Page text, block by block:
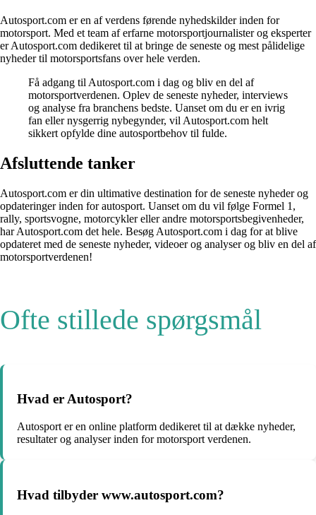
Autosport.com er en af verdens førende nyhedskilder inden for
motorsport. Med et team af erfarne motorsportjournalister og eksperter
er Autosport.com dedikeret til at bringe de seneste og mest pålidelige
nyheder til motorsportsfans over hele verden.
Få adgang til Autosport.com i dag og bliv en del af
motorsportverdenen. Oplev de seneste nyheder, interviews
og analyse fra branchens bedste. Uanset om du er en ivrig
fan eller nysgerrig nybegynder, vil Autosport.com helt
sikkert opfylde dine autosportbehov til fulde.
Afsluttende tanker
Autosport.com er din ultimative destination for de seneste nyheder og
opdateringer inden for autosport. Uanset om du vil følge Formel 1,
rally, sportsvogne, motorcykler eller andre motorsportsbegivenheder,
har Autosport.com det hele. Besøg Autosport.com i dag for at blive
opdateret med de seneste nyheder, videoer og analyser og bliv en del af
motorsportverdenen!
Ofte stillede spørgsmål
Hvad er Autosport?
Autosport er en online platform dedikeret til at dække nyheder,
resultater og analyser inden for motorsport verdenen.
Hvad tilbyder www.autosport.com?